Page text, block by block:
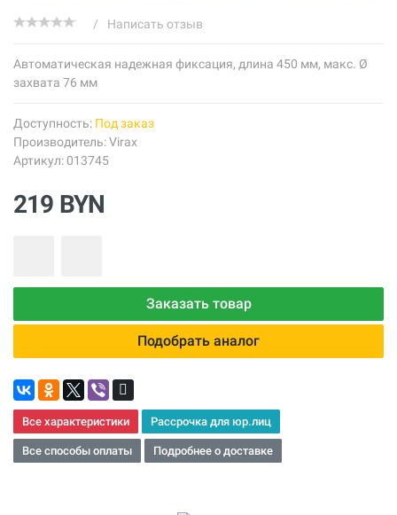
/ Написать отзыв
Автоматическая надежная фиксация, длина 450 мм, макс. Ø
захвата 76 мм
Доступность: Под заказ
Производитель:Virax
Артикул: 013745
219 BYN
Заказать товар
Подобрать аналог
Все характеристики Рассрочка для юр.лиц
Все способы оплаты Подробнее о доставке